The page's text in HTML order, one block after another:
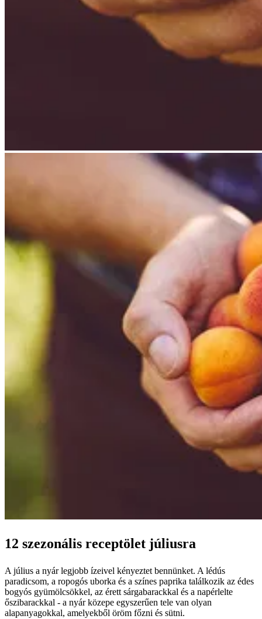
12 szezonális receptölet júliusra
A július a nyár legjobb ízeivel kényeztet bennünket. A lédús
paradicsom, a ropogós uborka és a színes paprika találkozik az édes
bogyós gyümölcsökkel, az érett sárgabarackkal és a napérlelte
őszibarackkal - a nyár közepe egyszerűen tele van olyan
alapanyagokkal, amelyekből öröm főzni és sütni.